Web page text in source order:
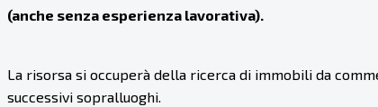
(anche senza esperienza lavorativa).
La risorsa si occuperà della ricerca di immobili da
successivi sopralluoghi.